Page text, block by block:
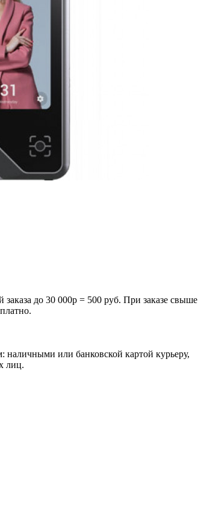
до 30 000р = 500 руб. При заказе свыше
или банковской картой курьеру,
лиц.